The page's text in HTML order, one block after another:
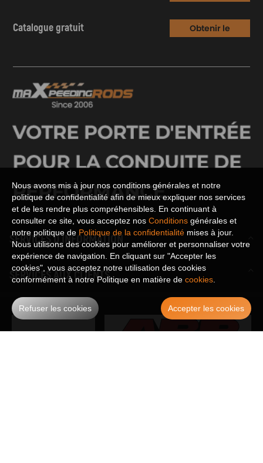
Catalogue gratuit
Obtenir le
SERVICES D INFORMATION
SERVICES AUX CLIENTS
Nous avons mis à jour nos conditions générales et notre
politique de confidentialité afin de mieux expliquer nos services
et de les rendre plus compréhensibles. En continuant à
consulter ce site, vous acceptez nos Conditions générales et
notre politique de Politique de la confidentialité mises à jour.
Nous utilisons des cookies pour améliorer et personnaliser votre
expérience de navigation. En cliquant sur "Accepter les
cookies", vous acceptez notre utilisation des cookies
conformément à notre Politique en matière de cookies
Refuser les cookies Accepter les cookies